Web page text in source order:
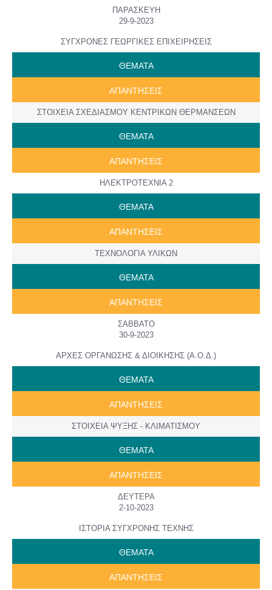
ΠΑΡΑΣΚΕΥΗ
29-9-2023
ΣΥΓΧΡΟΝΕΣ ΓΕΩΡΓΙΚΕΣ ΕΠΙΧΕΙΡΗΣΕΙΣ
ΘΕΜΑΤΑ
ΑΠΑΝΤΗΣΕΙΣ
ΣΤΟΙΧΕΙΑ ΣΧΕΔΙΑΣΜΟΥ ΚΕΝΤΡΙΚΩΝ ΘΕΡΜΑΝΣΕΩΝ
ΘΕΜΑΤΑ
ΑΠΑΝΤΗΣΕΙΣ
ΗΛΕΚΤΡΟΤΕΧΝΙΑ 2
ΘΕΜΑΤΑ
ΑΠΑΝΤΗΣΕΙΣ
ΤΕΧΝΟΛΟΓΙΑ ΥΛΙΚΩΝ
ΘΕΜΑΤΑ
ΑΠΑΝΤΗΣΕΙΣ
ΣΑΒΒΑΤΟ
30-9-2023
ΑΡΧΕΣ ΟΡΓΑΝΩΣΗΣ & ΔΙΟΙΚΗΣΗΣ (Α.Ο.Δ.)
ΘΕΜΑΤΑ
ΑΠΑΝΤΗΣΕΙΣ
ΣΤΟΙΧΕΙΑ ΨΥΞΗΣ - ΚΛΙΜΑΤΙΣΜΟΥ
ΘΕΜΑΤΑ
ΑΠΑΝΤΗΣΕΙΣ
ΔΕΥΤΕΡΑ
2-10-2023
ΙΣΤΟΡΙΑ ΣΥΓΧΡΟΝΗΣ ΤΕΧΝΗΣ
ΘΕΜΑΤΑ
ΑΠΑΝΤΗΣΕΙΣ